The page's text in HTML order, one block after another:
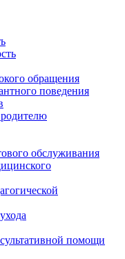
обращения
поведения
обслуживания
помощи